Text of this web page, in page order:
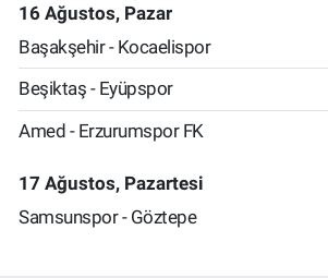
16 Ağustos, Pazar
Başakşehir - Kocaelispor
Beşiktaş - Eyüpspor
Amed - Erzurumspor FK
17 Ağustos, Pazartesi
Samsunspor - Göztepe